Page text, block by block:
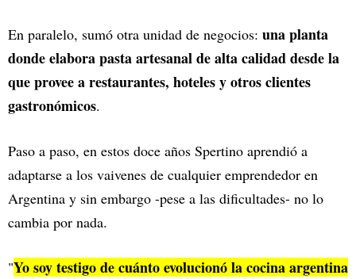
En paralelo, sumó otra unidad de negocios: una planta
donde elabora pasta artesanal de alta calidad desde la
que provee a restaurantes, hoteles y otros clientes
gastronómicos.
Paso a paso, en estos doce años Spertino aprendió a
adaptarse a los vaivenes de cualquier emprendedor en
Argentina y sin embargo -pese a las dificultades- no lo
cambia por nada.
"Yo soy testigo de cuánto evolucionó la cocina argentina